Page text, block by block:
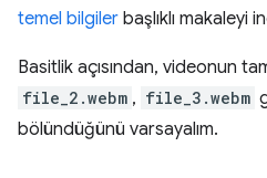
temel bilgiler başlıklı makaleyi
Basitlik açısından, videonun
file_2.webm , file_3.webm
bölündüğünü varsayalım.